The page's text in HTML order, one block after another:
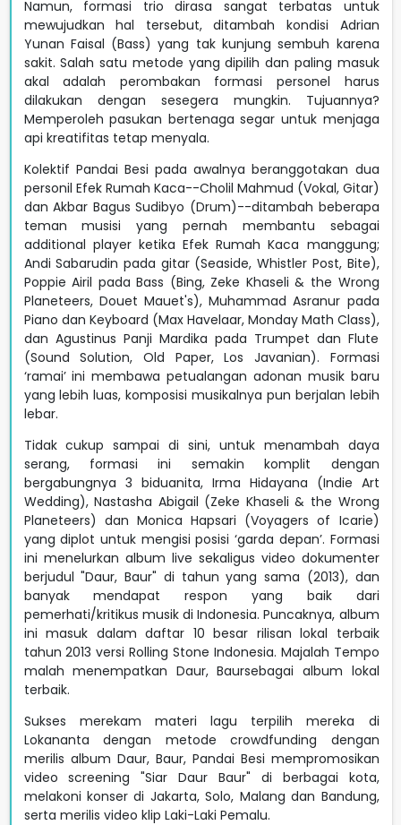
Namun, formasi trio dirasa sangat terbatas untuk
mewujudkan hal tersebut, ditambah kondisi Adrian
Yunan Faisal (Bass) yang tak kunjung sembuh karena
sakit. Salah satu metode yang dipilih dan paling masuk
akal adalah perombakan formasi personel harus
dilakukan dengan sesegera mungkin. Tujuannya?
Memperoleh pasukan bertenaga segar untuk menjaga
api kreatifitas tetap menyala.
Kolektif Pandai Besi pada awalnya beranggotakan dua
personil Efek Rumah Kaca--Cholil Mahmud (Vokal, Gitar)
dan Akbar Bagus Sudibyo (Drum)--ditambah beberapa
teman musisi yang pernah membantu sebagai
additional player ketika Efek Rumah Kaca manggung;
Andi Sabarudin pada gitar (Seaside, Whistler Post, Bite),
Poppie Airil pada Bass (Bing, Zeke Khaseli & the Wrong
Planeteers, Douet Mauet's), Muhammad Asranur pada
Piano dan Keyboard (Max Havelaar, Monday Math Class),
dan Agustinus Panji Mardika pada Trumpet dan Flute
(Sound Solution, Old Paper, Los Javanian). Formasi
‘ramai’ ini membawa petualangan adonan musik baru
yang lebih luas, komposisi musikalnya pun berjalan lebih
lebar.
Tidak cukup sampai di sini, untuk menambah daya
serang, formasi ini semakin komplit dengan
bergabungnya 3 biduanita, Irma Hidayana (Indie Art
Wedding), Nastasha Abigail (Zeke Khaseli & the Wrong
Planeteers) dan Monica Hapsari (Voyagers of Icarie)
yang diplot untuk mengisi posisi ‘garda depan’. Formasi
ini menelurkan album live sekaligus video dokumenter
berjudul "Daur, Baur" di tahun yang sama (2013), dan
banyak mendapat respon yang baik dari
pemerhati/kritikus musik di Indonesia. Puncaknya, album
ini masuk dalam daftar 10 besar rilisan lokal terbaik
tahun 2013 versi Rolling Stone Indonesia. Majalah Tempo
malah menempatkan Daur, Baursebagai album lokal
terbaik.
Sukses merekam materi lagu terpilih mereka di
Lokananta dengan metode crowdfunding dengan
merilis album Daur, Baur, Pandai Besi mempromosikan
video screening "Siar Daur Baur" di berbagai kota,
melakoni konser di Jakarta, Solo, Malang dan Bandung,
serta merilis video klip Laki-Laki Pemalu.